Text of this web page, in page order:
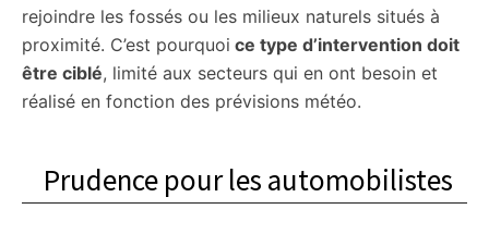
rejoindre les fossés ou les milieux naturels situés à
proximité. C’est pourquoi ce type d’intervention doit
être ciblé, limité aux secteurs qui en ont besoin et
réalisé en fonction des prévisions météo.
Prudence pour les automobilistes